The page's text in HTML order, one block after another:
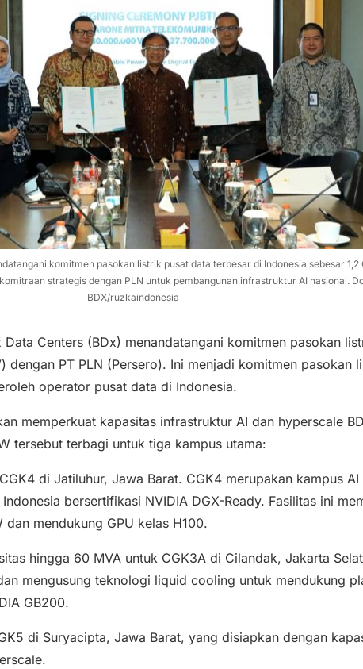
komitmen pasokan listrik pusat data terbesar di Indonesia sebesar 1,2
strategis dengan PLN untuk pembangunan infrastruktur AI nasional.
BDX/ruzkaindonesia
Centers (BDx) menandatangani komitmen pasokan
dengan PT PLN (Persero). Ini menjadi komitmen pasokan
operator pusat data di Indonesia.
memperkuat kapasitas infrastruktur AI dan hyperscale
tersebut terbagi untuk tiga kampus utama:
di Jatiluhur, Jawa Barat. CGK4 merupakan kampus
bersertifikasi NVIDIA DGX-Ready. Fasilitas ini
mendukung GPU kelas H100.
hingga 60 MVA untuk CGK3A di Cilandak, Jakarta
mengusung teknologi liquid cooling untuk mendukung
GB200.
di Suryacipta, Jawa Barat, yang disiapkan dengan